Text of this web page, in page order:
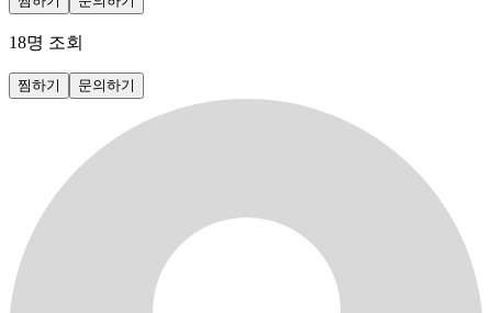
18명 조회
찜하기 문의하기